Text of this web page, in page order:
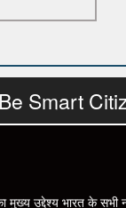
Be Smart
लाना है | Smart